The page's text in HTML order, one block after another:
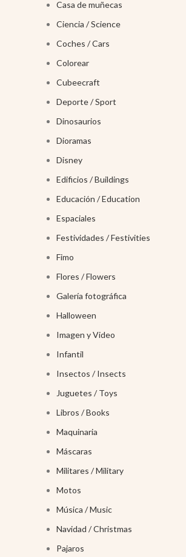
Casa de muñecas
Ciencia / Science
Coches / Cars
Colorear
Cubeecraft
Deporte / Sport
Dinosaurios
Dioramas
Disney
Edificios / Buildings
Educación / Education
Espaciales
Festividades / Festivities
Fimo
Flores / Flowers
Galería fotográfica
Halloween
Imagen y Video
Infantil
Insectos / Insects
Juguetes / Toys
Libros / Books
Maquinaria
Máscaras
Militares / Military
Motos
Música / Music
Navidad / Christmas
Pajaros